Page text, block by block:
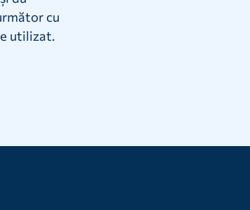
cu
utilizat.